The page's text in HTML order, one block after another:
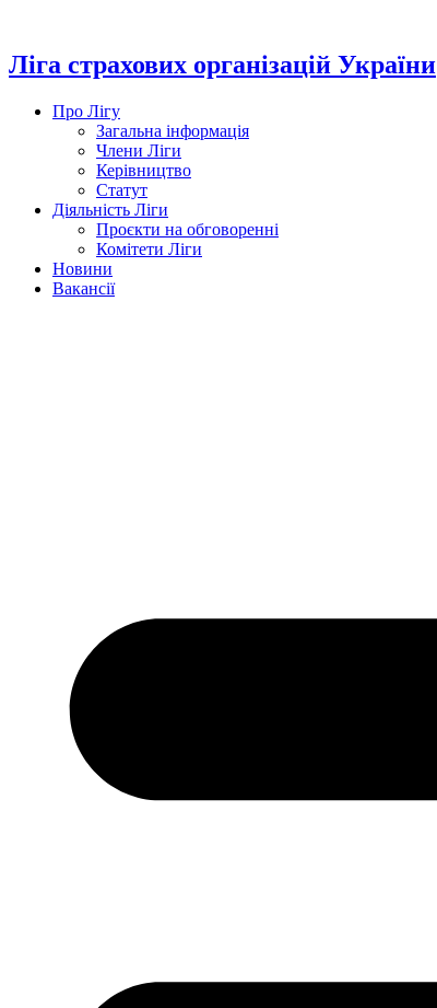
вмісту
Ліга страхових організацій України
Про Лігу
Загальна інформація
Члени Ліги
Керівництво
Статут
Діяльність Ліги
Проєкти на обговоренні
Комітети Ліги
Новини
Вакансії